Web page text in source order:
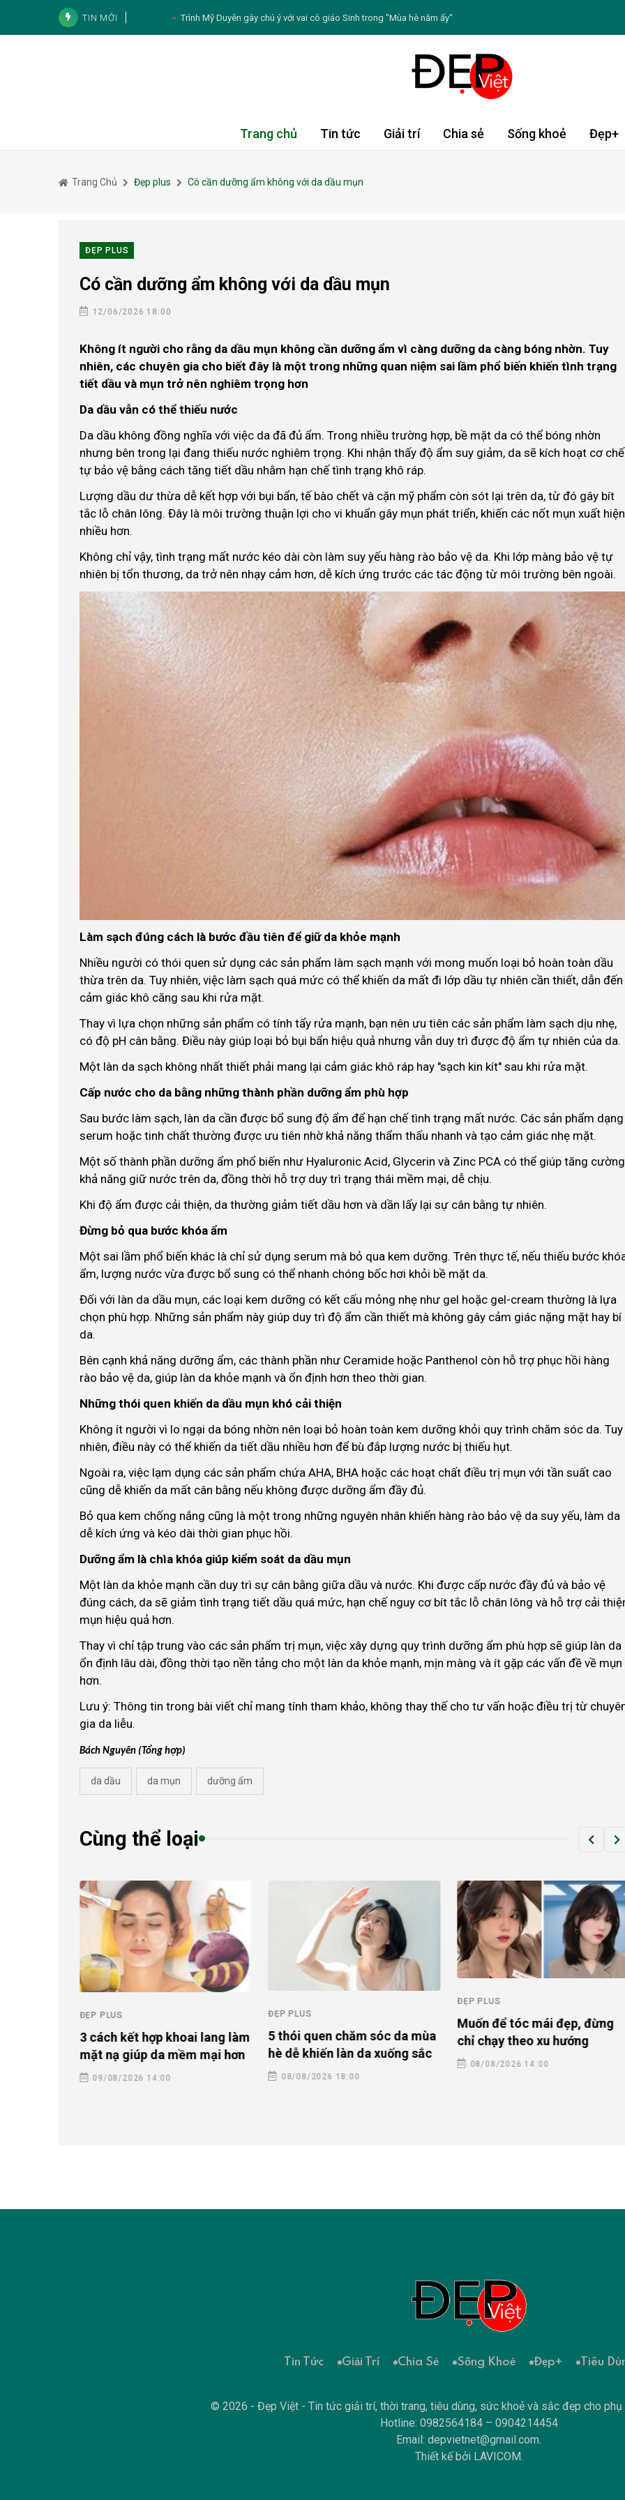
TIN MỚI Trình Mỹ Duyên gây chú ý với vai cô giáo Sinh trong "Mùa hè năm ấy"
5 cách duy trì nguồn sữa mẹ khi trở lại công việc
Giấc ngủ ảnh hưởng thế nào đến quá trình giảm mỡ
Trang chủ Tin tức Giải trí Chia sẻ Sống khoẻ Đẹp+
Trang Chủ Đẹp plus Có cần dưỡng ẩm không với da dầu mụn
ĐẸP PLUS
Có cần dưỡng ẩm không với da dầu mụn
12/06/2026 18:00
Không ít người cho rằng da dầu mụn không cần dưỡng ẩm vì càng dưỡng da càng bóng nhờn. Tuy
nhiên, các chuyên gia cho biết đây là một trong những quan niệm sai lầm phổ biến khiến tình trạng
tiết dầu và mụn trở nên nghiêm trọng hơn
Da dầu vẫn có thể thiếu nước
Da dầu không đồng nghĩa với việc da đã đủ ẩm. Trong nhiều trường hợp, bề mặt da có thể bóng nhờn
nhưng bên trong lại đang thiếu nước nghiêm trọng. Khi nhận thấy độ ẩm suy giảm, da sẽ kích hoạt cơ chế
tự bảo vệ bằng cách tăng tiết dầu nhằm hạn chế tình trạng khô ráp.
Lượng dầu dư thừa dễ kết hợp với bụi bẩn, tế bào chết và cặn mỹ phẩm còn sót lại trên da, từ đó gây bít
tắc lỗ chân lông. Đây là môi trường thuận lợi cho vi khuẩn gây mụn phát triển, khiến các nốt mụn xuất hiện
nhiều hơn.
Không chỉ vậy, tình trạng mất nước kéo dài còn làm suy yếu hàng rào bảo vệ da. Khi lớp màng bảo vệ tự
nhiên bị tổn thương, da trở nên nhạy cảm hơn, dễ kích ứng trước các tác động từ môi trường bên ngoài.
Làm sạch đúng cách là bước đầu tiên để giữ da khỏe mạnh
Nhiều người có thói quen sử dụng các sản phẩm làm sạch mạnh với mong muốn loại bỏ hoàn toàn dầu
thừa trên da. Tuy nhiên, việc làm sạch quá mức có thể khiến da mất đi lớp dầu tự nhiên cần thiết, dẫn đến
cảm giác khô căng sau khi rửa mặt.
Thay vì lựa chọn những sản phẩm có tính tẩy rửa mạnh, bạn nên ưu tiên các sản phẩm làm sạch dịu nhẹ,
có độ pH cân bằng. Điều này giúp loại bỏ bụi bẩn hiệu quả nhưng vẫn duy trì được độ ẩm tự nhiên của da.
Một làn da sạch không nhất thiết phải mang lại cảm giác khô ráp hay "sạch kin kít" sau khi rửa mặt.
Cấp nước cho da bằng những thành phần dưỡng ẩm phù hợp
Sau bước làm sạch, làn da cần được bổ sung độ ẩm để hạn chế tình trạng mất nước. Các sản phẩm dạng
serum hoặc tinh chất thường được ưu tiên nhờ khả năng thẩm thấu nhanh và tạo cảm giác nhẹ mặt.
Một số thành phần dưỡng ẩm phổ biến như Hyaluronic Acid, Glycerin và Zinc PCA có thể giúp tăng cường
khả năng giữ nước trên da, đồng thời hỗ trợ duy trì trạng thái mềm mại, dễ chịu.
Khi độ ẩm được cải thiện, da thường giảm tiết dầu hơn và dần lấy lại sự cân bằng tự nhiên.
Đừng bỏ qua bước khóa ẩm
Một sai lầm phổ biến khác là chỉ sử dụng serum mà bỏ qua kem dưỡng. Trên thực tế, nếu thiếu bước
ẩm, lượng nước vừa được bổ sung có thể nhanh chóng bốc hơi khỏi bề mặt da.
Đối với làn da dầu mụn, các loại kem dưỡng có kết cấu mỏng nhẹ như gel hoặc gel-cream thường là lựa
chọn phù hợp. Những sản phẩm này giúp duy trì độ ẩm cần thiết mà không gây cảm giác nặng mặt hay bí
da.
Bên cạnh khả năng dưỡng ẩm, các thành phần như Ceramide hoặc Panthenol còn hỗ trợ phục hồi hàng
rào bảo vệ da, giúp làn da khỏe mạnh và ổn định hơn theo thời gian.
Những thói quen khiến da dầu mụn khó cải thiện
Không ít người vì lo ngại da bóng nhờn nên loại bỏ hoàn toàn kem dưỡng khỏi quy trình chăm sóc da. Tuy
nhiên, điều này có thể khiến da tiết dầu nhiều hơn để bù đắp lượng nước bị thiếu hụt.
Ngoài ra, việc lạm dụng các sản phẩm chứa AHA, BHA hoặc các hoạt chất điều trị mụn với tần suất cao
cũng dễ khiến da mất cân bằng nếu không được dưỡng ẩm đầy đủ.
Bỏ qua kem chống nắng cũng là một trong những nguyên nhân khiến hàng rào bảo vệ da suy yếu, làm da
dễ kích ứng và kéo dài thời gian phục hồi.
Dưỡng ẩm là chìa khóa giúp kiểm soát da dầu mụn
Một làn da khỏe mạnh cần duy trì sự cân bằng giữa dầu và nước. Khi được cấp nước đầy đủ và bảo vệ
đúng cách, da sẽ giảm tình trạng tiết dầu quá mức, hạn chế nguy cơ bít tắc lỗ chân lông và hỗ trợ cải
mụn hiệu quả hơn.
Thay vì chỉ tập trung vào các sản phẩm trị mụn, việc xây dựng quy trình dưỡng ẩm phù hợp sẽ giúp làn da
ổn định lâu dài, đồng thời tạo nền tảng cho một làn da khỏe mạnh, mịn màng và ít gặp các vấn đề về mụn
hơn.
Lưu ý: Thông tin trong bài viết chỉ mang tính tham khảo, không thay thế cho tư vấn hoặc điều trị từ
gia da liễu.
Bách Nguyên (Tổng hợp)
da dầu da mụn dưỡng ẩm
Cùng thể loại
ĐẸP PLUS
3 cách kết hợp khoai lang làm
mặt nạ giúp da mềm mại hơn
09/08/2026 14:00
ĐẸP PLUS
5 thói quen chăm sóc da mùa
hè dễ khiến làn da xuống sắc
08/08/2026 18:00
ĐẸP PLUS
Muốn để tóc mái đẹp, đừng
chỉ chạy theo xu hướng
08/08/2026 14:00
Tin Tức Giải Trí Chia Sẻ Sống Khoẻ Đẹp+ Tiêu
© 2026 - Đẹp Việt - Tin tức giải trí, thời trang, tiêu dùng, sức khoẻ và sắc đẹp cho phụ
Hotline: 0982564184 – 0904214454
Email: depvietnet@gmail.com.
Thiết kế bởi LAVICOM.